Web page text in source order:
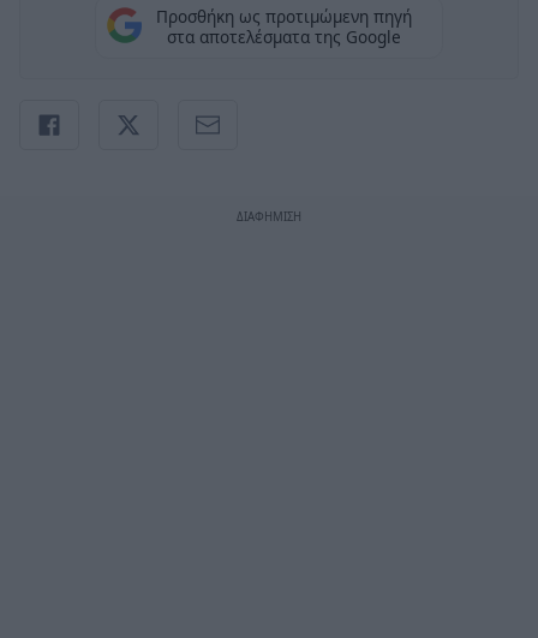
Προσθήκη ως προτιμώμενη πηγή
στα αποτελέσματα της Google